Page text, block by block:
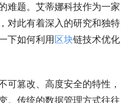
难题。艾蒂娜科技作为一家
对此有着深入的研究和独特
下如何利用区块链技术优化
可篡改、高度安全的特性，
。传统的数据管理方式往往